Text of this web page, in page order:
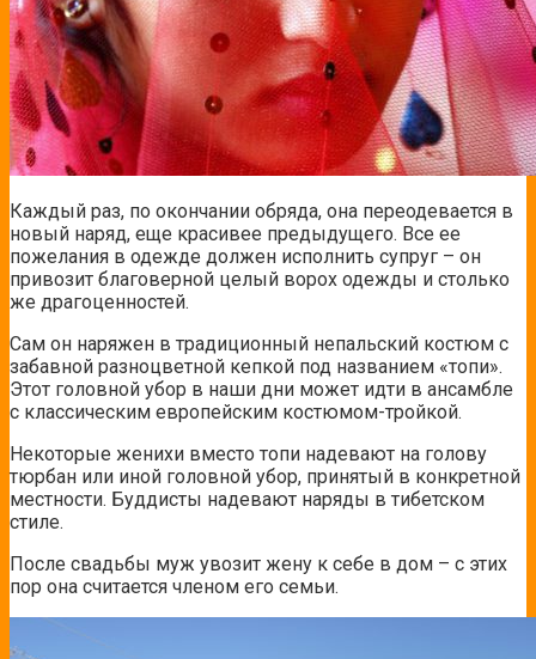
Каждый раз, по окончании обряда, она переодевается в
новый наряд, еще красивее предыдущего. Все ее
пожелания в одежде должен исполнить супруг – он
привозит благоверной целый ворох одежды и столько
же драгоценностей.
Сам он наряжен в традиционный непальский костюм с
забавной разноцветной кепкой под названием «топи».
Этот головной убор в наши дни может идти в ансамбле
с классическим европейским костюмом-тройкой.
Некоторые женихи вместо топи надевают на голову
тюрбан или иной головной убор, принятый в конкретной
местности. Буддисты надевают наряды в тибетском
стиле.
После свадьбы муж увозит жену к себе в дом – с этих
пор она считается членом его семьи.